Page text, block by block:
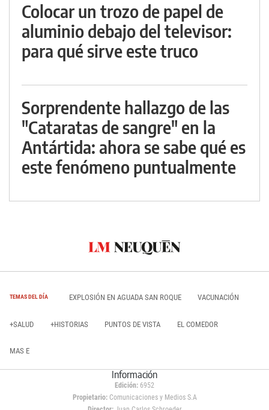
Colocar un trozo de papel de
aluminio debajo del televisor:
para qué sirve este truco
Sorprendente hallazgo de las
"Cataratas de sangre" en la
Antártida: ahora se sabe qué es
este fenómeno puntualmente
TEMAS DEL DÍA EXPLOSIÓN EN AGUADA SAN ROQUE VACUNACIÓN
+SALUD +HISTORIAS PUNTOS DE VISTA EL COMEDOR
MAS E
Información
Edición: 6952
Propietario:Comunicaciones y Medios S.A